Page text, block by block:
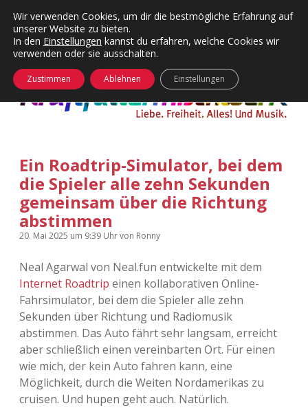
Kategorien
Menü
24 Hours Chilling
Die Wende
KFMW-Disco
kfmw.stuff
Kopfkinomusik
Nur mal so
Täglicher Sinnwahn
Visuelles
Wandnotizen
KFMW-Disco
Dates
Contact
Adventskalender Dropdown-
Menü
Adventskalender 2010
Adventskalender 2011
Adventskalender 2012
Adventskalender 2013
Adventskalender 2014
Adventskalender 2015
facebook
instagram
rss
öffnen
Ein Roadtrip-Simulator, bei dem
die Spieler alle zehn Sekunden
gemeinsam über die Richtung
abstimmen
20. Mai 2025 um 9:39 Uhrvon Ronny
Neal Agarwal von Neal.fun entwickelte mit dem
Internet Roadtrip einen kollaborativen Online-
Fahrsimulator, bei dem die Spieler alle zehn
Sekunden über Richtung und Radiomusik
abstimmen. Das Auto fährt sehr langsam, erreicht
aber schließlich einen vereinbarten Ort. Für einen
wie mich, der kein Auto fahren kann, eine
Möglichkeit, durch die Weiten Nordamerikas zu
cruisen. Und hupen geht auch. Natürlich.
Wir verwenden Cookies, um dir die bestmögliche Erfahrung auf
unserer Website zu bieten.
In den Einstellungen kannst du erfahren, welche Cookies wir
verwenden oder sie ausschalten.
Zustimmen Ablehnen Einstellungen